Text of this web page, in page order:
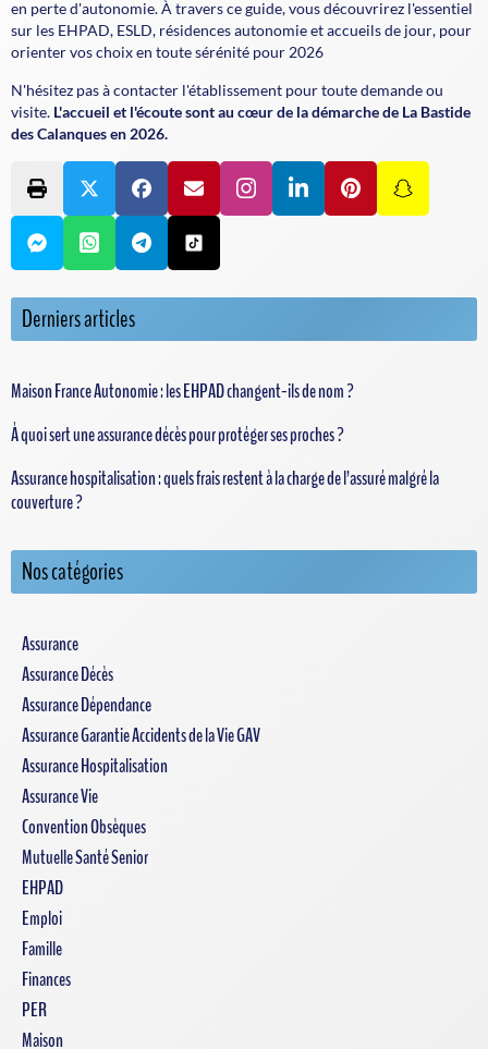
en perte d'autonomie. À travers ce guide, vous découvrirez l'essentiel
sur les EHPAD, ESLD, résidences autonomieetaccueils de jour, pour
orienter vos choix en toute sérénité pour 2026
N'hésitez pas à contacter l'établissement pour toute demande ou
visite. L'accueil et l'écoute sont au cœur de la démarche de La Bastide
des Calanques en 2026.
Derniers articles
Maison France Autonomie : les EHPAD changent-ils de nom ?
À quoi sert une assurance décès pour protéger ses proches ?
Assurance hospitalisation : quels frais restent à la charge de l’assuré malgré la
couverture ?
Nos catégories
Assurance
Assurance Décès
Assurance Dépendance
Assurance Garantie Accidents de la Vie GAV
Assurance Hospitalisation
Assurance Vie
Convention Obsèques
Mutuelle Santé Senior
EHPAD
Emploi
Famille
Finances
PER
Maison